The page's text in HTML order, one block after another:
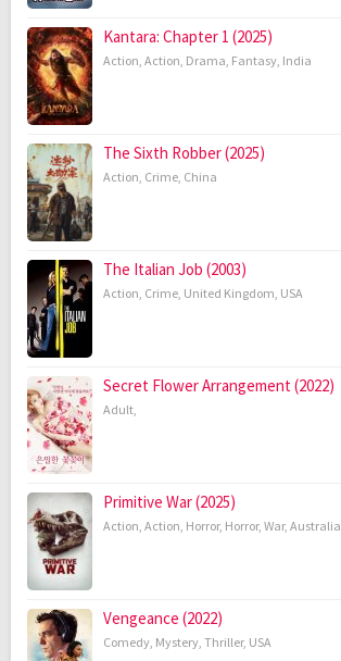
Kantara: Chapter 1 (2025)
Action, Action, Drama, Fantasy, India
The Sixth Robber (2025)
Action, Crime, China
The Italian Job (2003)
Action, Crime, United Kingdom, USA
Secret Flower Arrangement (2022)
Adult,
Primitive War (2025)
Action, Action, Horror, Horror, War, Australia
Vengeance (2022)
Comedy, Mystery, Thriller, USA